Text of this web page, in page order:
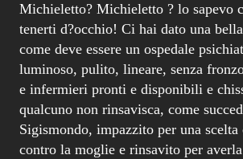
Michieletto? Michieletto ? lo sapevo
tenerti d?occhio! Ci hai dato una
come deve essere un ospedale
luminoso, pulito, lineare, senza
e infermieri pronti e disponibili e
qualcuno non rinsavisca, come
Sigismondo, impazzito per una
contro la moglie e rinsavito per